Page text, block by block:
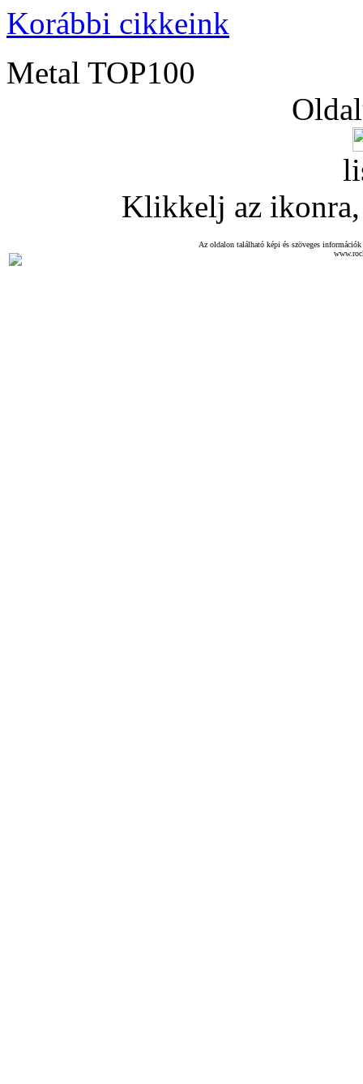
Korábbi cikkeink
Metal TOP100
Klikkelj az ikonra,
Az oldalon található képi és szöveges információk